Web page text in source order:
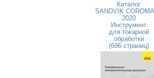
Каталог
SANDVIK
2020
Инструмент
для токарной
обработки
(696 страниц)